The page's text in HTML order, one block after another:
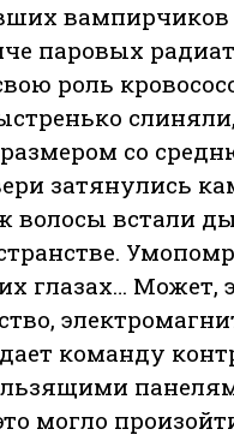
паровых
роль
со
затянулись
волосы встали
глазах… Может,
команду
могло